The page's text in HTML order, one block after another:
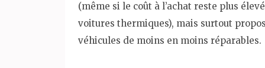
(même si le coût à l’achat reste plus
voitures thermiques), mais surtout
véhicules de moins en moins réparables.